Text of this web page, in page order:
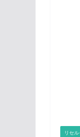
リセ